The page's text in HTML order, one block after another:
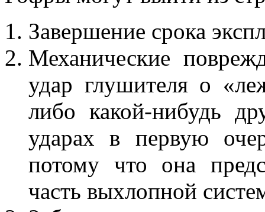
Завершение срока
Механические
удар глушителя о
либо какой-нибудь
ударах в первую
потому что она
часть выхлопной